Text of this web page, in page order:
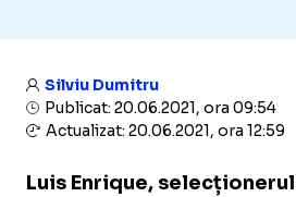
Silviu Dumitru
Publicat: 20.06.2021, ora 09:54
Actualizat: 20.06.2021, ora 12:59
Luis Enrique,